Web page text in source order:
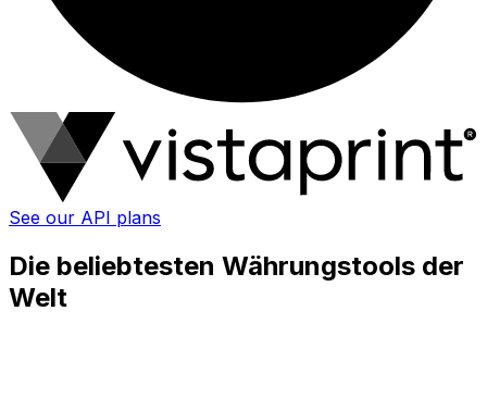
See our API plans
Die beliebtesten Währungstools der
Welt